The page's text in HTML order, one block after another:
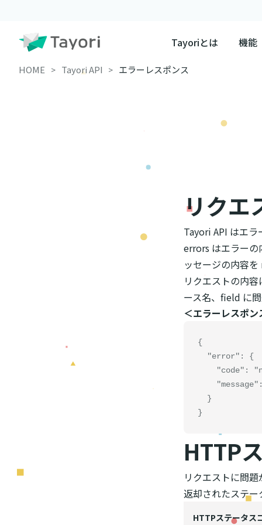
Tayoriとは 機能
HOME Tayori API エラーレスポンス
リクエ
Tayori API はエ
errors はエラーの
ッセージの内容
リクエストの内
ース名、field に
＜エラーレスポン
{
}
HTTP
リクエストに問
返却されたステ
HTTPステータス